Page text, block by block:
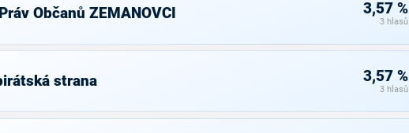
Občanů ZEMANOVCI 3,57 %
3 hlasů
strana 3,57 %
3 hlasů